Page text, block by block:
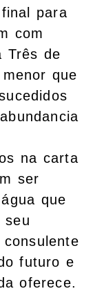
para
com
Três de
que
na carta
ser
que
seu
futuro e
oferece.